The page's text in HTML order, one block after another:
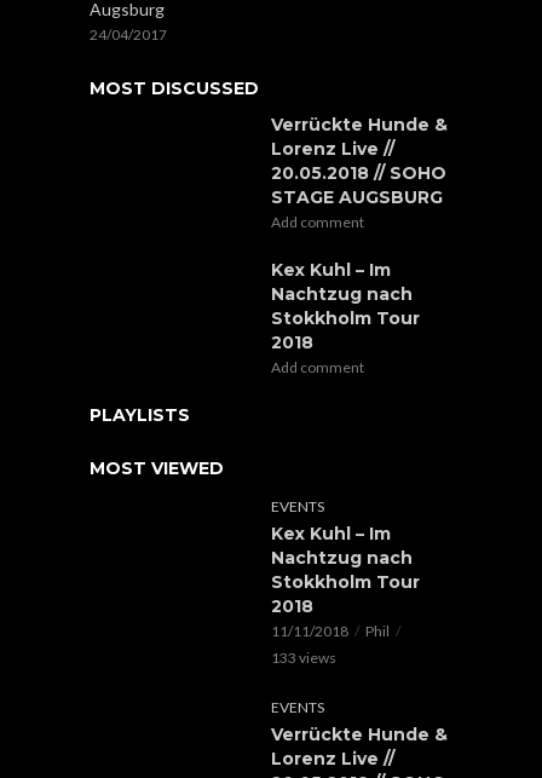
Augsburg
24/04/2017
MOST DISCUSSED
Verrückte Hunde &
Lorenz Live //
20.05.2018 // SOHO
STAGE AUGSBURG
Add comment
Kex Kuhl – Im
Nachtzug nach
Stokkholm Tour
2018
Add comment
PLAYLISTS
MOST VIEWED
EVENTS
Kex Kuhl – Im
Nachtzug nach
Stokkholm Tour
2018
11/11/2018
Phil
133 views
EVENTS
Verrückte Hunde &
Lorenz Live //